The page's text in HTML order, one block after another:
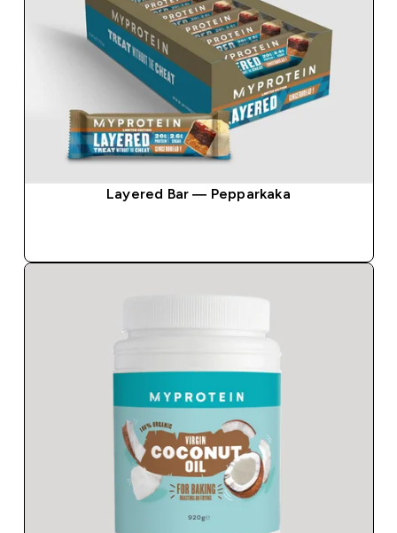
Layered Bar — Pepparkaka